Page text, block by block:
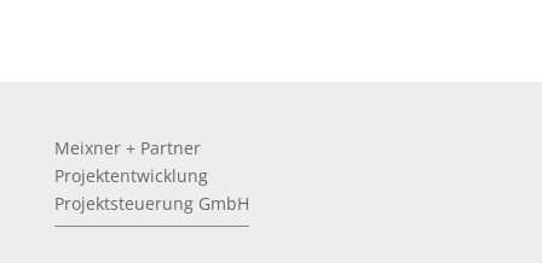
Meixner + Partner
Projektentwicklung
Projektsteuerung GmbH